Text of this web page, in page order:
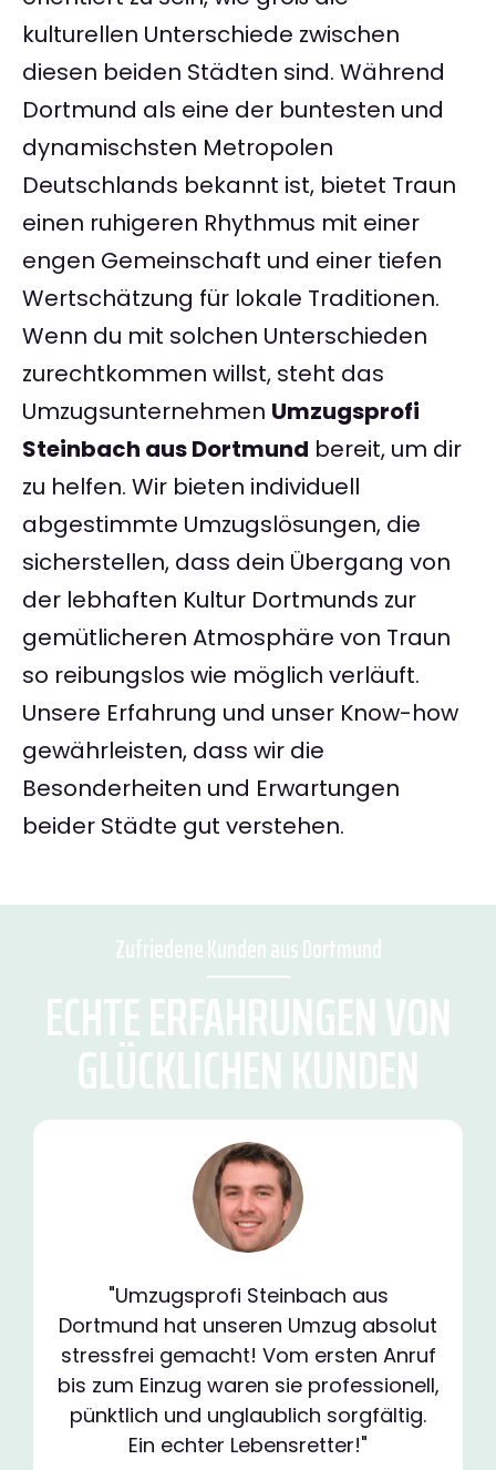
kulturellen Unterschiede zwischen
diesen beiden Städten sind. Während
Dortmund als eine der buntesten und
dynamischsten Metropolen
Deutschlands bekannt ist, bietet Traun
einen ruhigeren Rhythmus mit einer
engen Gemeinschaft und einer tiefen
Wertschätzung für lokale Traditionen.
Wenn du mit solchen Unterschieden
zurechtkommen willst, steht das
Umzugsunternehmen Umzugsprofi
Steinbach aus Dortmund bereit, um dir
zu helfen. Wir bieten individuell
abgestimmte Umzugslösungen, die
sicherstellen, dass dein Übergang von
der lebhaften Kultur Dortmunds zur
gemütlicheren Atmosphäre von Traun
so reibungslos wie möglich verläuft.
Unsere Erfahrung und unser Know-how
gewährleisten, dass wir die
Besonderheiten und Erwartungen
beider Städte gut verstehen.
Zufriedene Kunden aus Dortmund
ECHTE ERFAHRUNGEN VON
GLÜCKLICHEN KUNDEN
"Umzugsprofi Steinbach aus
Dortmund hat unseren Umzug absolut
stressfrei gemacht! Vom ersten Anruf
bis zum Einzug waren sie professionell,
pünktlich und unglaublich sorgfältig.
Ein echter Lebensretter!"